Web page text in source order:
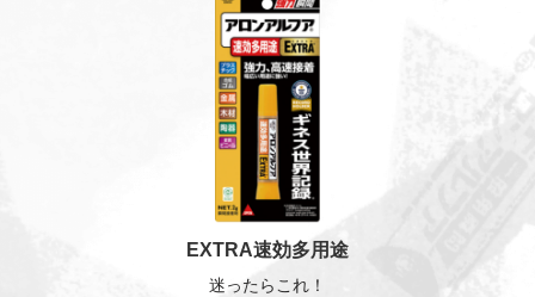
EXTRA速効多用途
迷ったらこれ！